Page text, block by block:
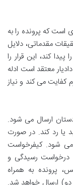
است که پرونده را به
مقدماتی، دلایل
کند، این قرار را
معتقد است ادله
کفایت می کند و نیاز
ارسال می شود.
یا رد کند. در صورت
می شود. کیفرخواست
درخواست رسیدگی و
پرونده به همراه